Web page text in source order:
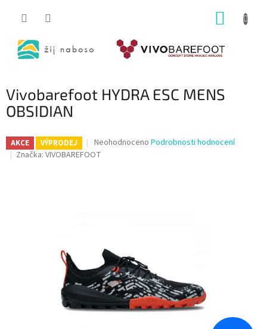
Vivobarefoot HYDRA ESC MENS
OBSIDIAN
AKCE VÝPRODEJ
Průměrné
hodnocení
Neohodnoceno Podrobnosti hodnocení
Značka: VIVOBAREFOOT